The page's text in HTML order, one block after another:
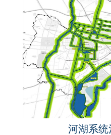
河湖系统